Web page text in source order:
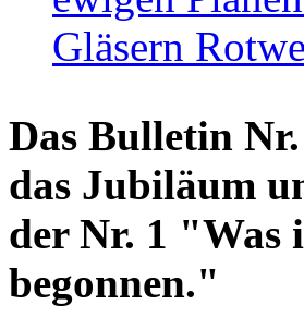
Gläsern
Das Bulletin
das Jubiläum
der Nr. 1 "Was
begonnen."